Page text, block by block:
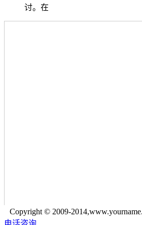
讨。在
Copyright © 2009-
电话咨询